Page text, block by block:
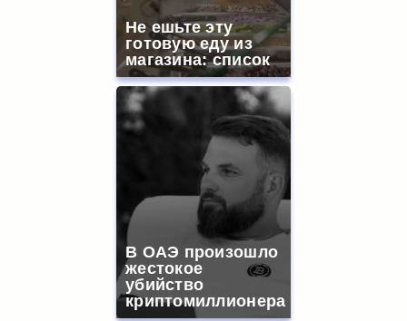
Не ешьте эту
готовую еду из
магазина: список
В ОАЭ произошло
жестокое
убийство
криптомиллионера